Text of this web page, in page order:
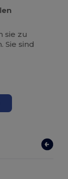
sie zu
Sie sind